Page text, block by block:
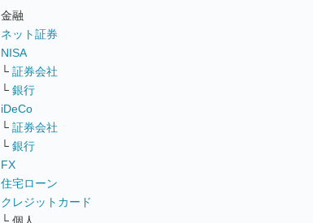
金融
ネット証券
NISA
└ 証券会社
└ 銀行
iDeCo
└ 証券会社
└ 銀行
FX
住宅ローン
クレジットカード